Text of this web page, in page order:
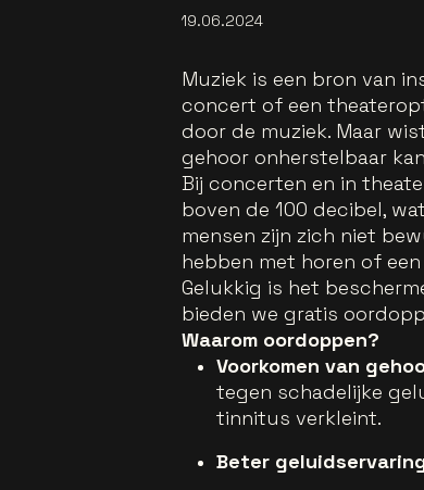
19.06.2024
Muziek is een bron van
concert of een
door de muziek. Maar
gehoor onherstelbaar
Bij concerten en in
boven de 100 decibel,
mensen zijn zich niet
hebben met horen of
Gelukkig is het
bieden we gratis
Waarom oordoppen?
Voorkomen van
tegen schadelijke
tinnitus verkleint.
Beter